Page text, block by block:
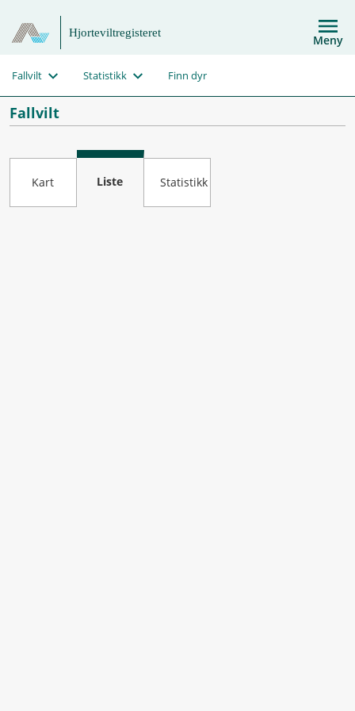
Hjorteviltregisteret Meny
Fallvilt Statistikk Finn dyr
Fallvilt
Kart Liste Statistikk